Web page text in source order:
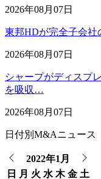
2026年08月07日
東邦HDが完全子会社
2026年08月07日
シャープがディスプ
を吸収…
2026年08月07日
日付別M&Aニュース
2022年1月
日
月 火 水 木 金 土